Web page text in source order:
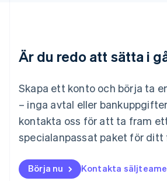
Är du redo att sätta i
Skapa ett konto och börja ta
– inga avtal eller
kontakta oss för att ta fram
specialanpassat paket för ditt
Börja nu Kontakta
Malaysia
English
Mexiko
Nederländerna
NederlandsEnglish
English
Nya Zeeland